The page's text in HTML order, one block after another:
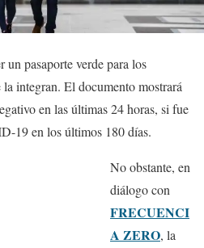
pasaporte verde para los
integran. El documento mostrará
en las últimas 24 horas, si fue
19 en los últimos 180 días.
No obstante, en
diálogo con
FRECUENCI
A ZERO, la